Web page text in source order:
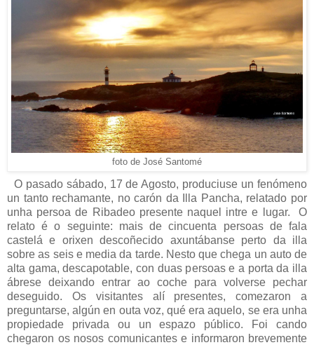
foto de José Santomé
O pasado sábado, 17 de Agosto, produciuse un fenómeno
un tanto rechamante, no carón da Illa Pancha, relatado por
unha persoa de Ribadeo presente naquel intre e lugar. O
relato é o seguinte: mais de cincuenta persoas de fala
castelá e orixen descoñecido axuntábanse perto da illa
sobre as seis e media da tarde. Nesto que chega un auto de
alta gama, descapotable, con duas persoas e a porta da illa
ábrese deixando entrar ao coche para volverse pechar
deseguido. Os visitantes alí presentes, comezaron a
preguntarse, algún en outa voz, qué era aquelo, se era unha
propiedade privada ou un espazo público. Foi cando
chegaron os nosos comunicantes e informaron brevemente